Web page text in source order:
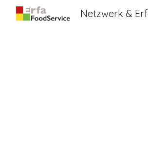
Netzwerk &